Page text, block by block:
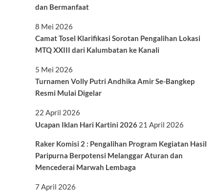
dan Bermanfaat
8 Mei 2026
Camat Tosel Klarifikasi Sorotan Pengalihan Lokasi
MTQ XXIII dari Kalumbatan ke Kanali
5 Mei 2026
Turnamen Volly Putri Andhika Amir Se-Bangkep
Resmi Mulai Digelar
22 April 2026
Ucapan Iklan Hari Kartini 2026 21 April 2026
Raker Komisi 2 : Pengalihan Program Kegiatan Hasil
Paripurna Berpotensi Melanggar Aturan dan
Mencederai Marwah Lembaga
7 April 2026